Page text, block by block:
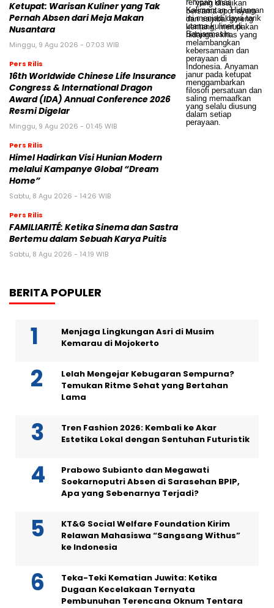
Ketupat: Warisan Kuliner yang Tak
Pernah Absen dari Meja Makan
Nusantara
Minggu, 9 Agu 2026 - 07:03 WIB
Pers Rilis
16th Worldwide Chinese Life Insurance
Congress & International Dragon
Award (IDA) Annual Conference 2026
Resmi Digelar
Minggu, 9 Agu 2026 - 01:45 WIB
Pers Rilis
Himel Hadirkan Visi Hunian Modern
melalui Kampanye Global “Dream
Home”
Sabtu, 8 Agu 2026 - 14:26 WIB
Pers Rilis
FAMILIARITÉ: Ketika Sinema dan Sastra
Bertemu dalam Sebuah Karya Puitis
Sabtu, 8 Agu 2026 - 14:19 WIB
BERITA POPULER
Menjaga Lingkungan Asri di Musim
Kemarau di Mojokerto
Lelah Mengejar Kebugaran Sempurna?
Temukan Ritme Sehat yang Bertahan
Lama
Tren Fashion 2026: Kembali ke Akar
Estetika Lokal dengan Sentuhan Futuristik
Prabowo Subianto dan Megawati
Soekarnoputri Absen di Sarasehan BPIP,
Apa yang Sebenarnya Terjadi?
KT&G Social Welfare Foundation Kirim
Relawan Mahasiswa “Sangsang Withus”
ke Indonesia
Teka-Teki Kematian Juwita: Ketika
Dugaan Kecelakaan Ternyata
Pembunuhan Terencana Oknum Tentara